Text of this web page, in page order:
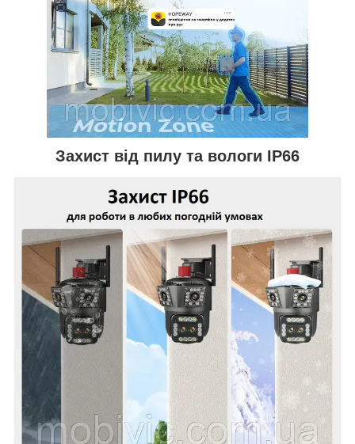
Захист від пилу та вологи IP66